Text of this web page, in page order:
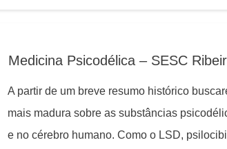
Medicina Psicodélica – SESC
A partir de um breve resumo histórico
mais madura sobre as substâncias
e no cérebro humano. Como o LSD,